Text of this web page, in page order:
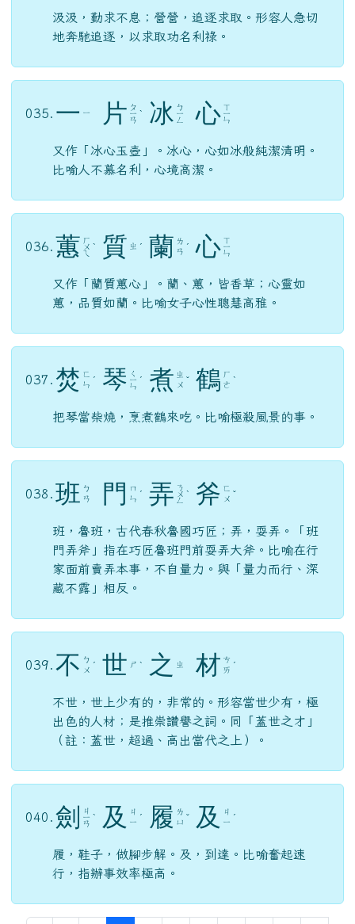
汲汲，勤求不息；營營，追逐求取。形容人急切
地奔馳追逐，以求取功名利祿。
035. 一 ㄧ 片 ㄆ
ㄧ
ㄢ
ˋ 冰 ㄅ
ㄧ
ㄥ 心 ㄒ
ㄧ
ㄣ
又作「冰心玉壺」。冰心，心如冰般純潔清明。
比喻人不慕名利，心境高潔。
036. 蕙 ㄏ
ㄨ
ㄟ
ˋ 質 ㄓ ˊ 蘭 ㄌ
ㄢ ˊ 心 ㄒ
ㄧ
ㄣ
又作「蘭質蕙心」。蘭、蕙，皆香草；心靈如
蕙，品質如蘭。比喻女子心性聰慧高雅。
037. 焚 ㄈ
ㄣ ˊ 琴 ㄑ
ㄧ
ㄣ
ˊ 煮 ㄓ
ㄨ ˇ 鶴 ㄏ
ㄜ ˋ
把琴當柴燒，烹煮鶴來吃。比喻極殺風景的事。
038. 班 ㄅ
ㄢ
門
ㄇ
ㄣ ˊ 弄 ㄋ
ㄨ
ㄥ
ˋ 斧 ㄈ
ㄨ ˇ
班，魯班，古代春秋魯國巧匠；弄，耍弄。「班
門弄斧」指在巧匠魯班門前耍弄大斧。比喻在行
家面前賣弄本事，不自量力。與「量力而行、深
藏不露」相反。
039. 不 ㄅ
ㄨ ˊ 世 ㄕ ˋ 之 ㄓ 材 ㄘ
ㄞ ˊ
不世，世上少有的，非常的。形容當世少有，極
出色的人材；是推崇讚譽之詞。同「蓋世之才」
（註：蓋世，超過、高出當代之上）。
040. 劍 ㄐ
ㄧ
ㄢ
ˋ 及
ㄐ
ㄧ ˊ 履 ㄌ
ㄩ ˇ 及
ㄐ
ㄧ ˊ
履，鞋子，做腳步解。及，到達。比喻奮起速
行，指辦事效率極高。